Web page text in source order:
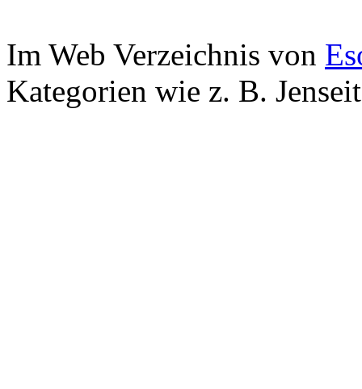
Im Web Verzeichnis von
Kategorien wie z. B.